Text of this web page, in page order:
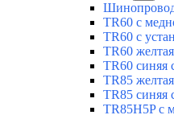
TR60 с
TR60 с
TR60
TR60 синяя
TR85
TR85 синяя
TR85H5P с